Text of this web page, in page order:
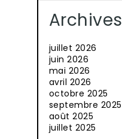
Archives
juillet 2026
juin 2026
mai 2026
avril 2026
octobre 2025
septembre 2025
août 2025
juillet 2025